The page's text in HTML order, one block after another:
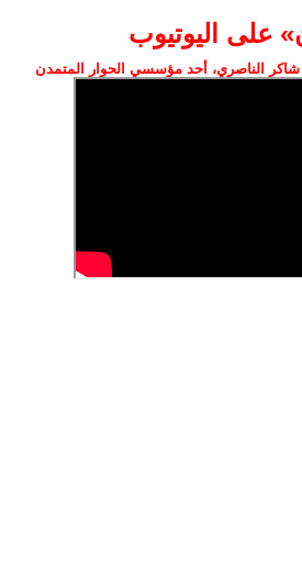
على اليوتيوب
الناصري، أحد مؤسسي الحوار المتمدن